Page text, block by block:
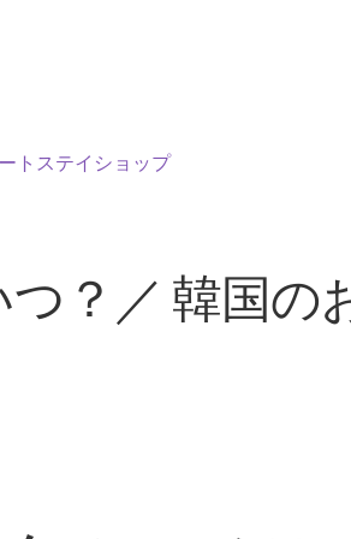
トステイショップ
？／ 韓国の